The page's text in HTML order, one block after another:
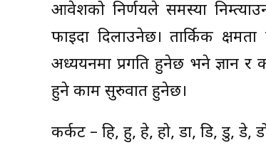
आवेशको निर्णयले समस्या
फाइदा दिलाउनेछ। तार्किक
अध्ययनमा प्रगति हुनेछ भने ज्ञान र
हुने काम सुरुवात हुनेछ।
कर्कट – हि, हु, हे, हो, डा, डि, डु, डे,